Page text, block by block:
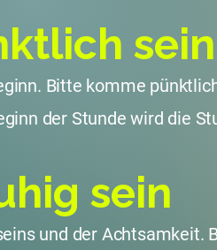
sein
Bitte komme
der Stunde wird die
sein
und der Achtsamkeit.